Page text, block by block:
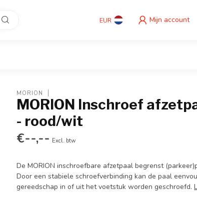
EUR Mijn account
MORION
MORION Inschroef
- rood/wit
€--,-- Excl. btw
De MORION inschroefbare afzetpaal begrenst
Door een stabiele schroefverbinding kan de paal
gereedschap in of uit het voetstuk worden geschroefd.